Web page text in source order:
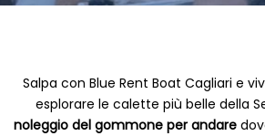
Salpa con Blue Rent Boat Cagliari e
esplorare le calette più belle della
noleggio del gommone per andare